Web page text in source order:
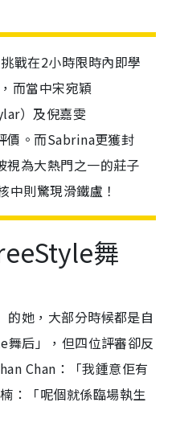
戰在2小時限時內即學
而當中宋宛穎
）及倪嘉雯
價。而Sabrina更獲封
視為大熱門之一的莊子
則驚現滑鐵盧！
舞
她，大部分時候都是自
后」，但四位評審卻反
Chan：「我鍾意佢有
：「呢個就係臨場執生